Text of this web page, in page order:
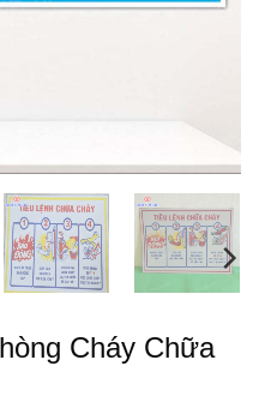
Cháy Chữa